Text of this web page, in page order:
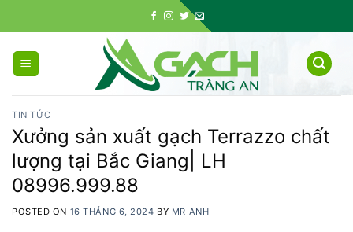
to
content
TIN TỨC
Xưởng sản xuất gạch Terrazzo chất
lượng tại Bắc Giang| LH
08996.999.88
POSTED ON 16 THÁNG 6, 2024 BY MR ANH